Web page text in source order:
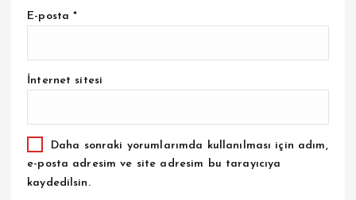
E-posta*
İnternet sitesi
Daha sonraki yorumlarımda kullanılması için adım,
e-posta adresim ve site adresim bu tarayıcıya
kaydedilsin.